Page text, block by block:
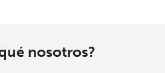
nosotros?